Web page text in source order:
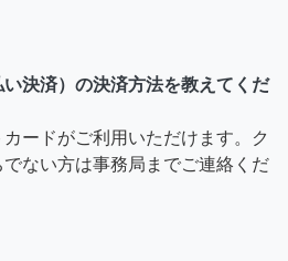
決済）の決済方法を教えてくだ
ードがご利用いただけます。ク
ない方は事務局までご連絡くだ